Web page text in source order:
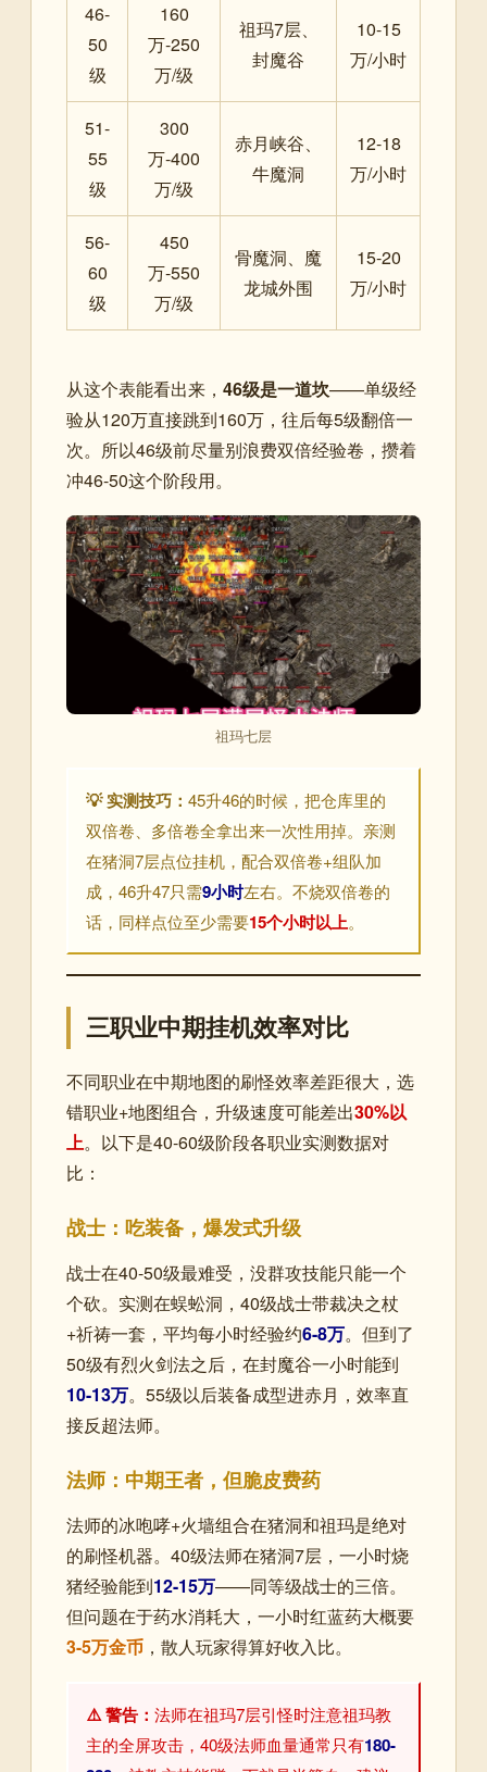
46-
50
级
160
万-250
万/级
祖玛7层、
封魔谷
10-15
万/小时
51-
55
级
300
万-400
万/级
赤月峡谷、
牛魔洞
12-18
万/小时
56-
60
级
450
万-550
万/级
骨魔洞、魔
龙城外围
15-20
万/小时
从这个表能看出来， 46级是一道坎——单级经
验从120万直接跳到160万，往后每5级翻倍一
次。所以46级前尽量别浪费双倍经验卷，攒着
冲46-50这个阶段用。
祖玛七层
💡 实测技巧： 45升46的时候，把仓库里的
双倍卷、多倍卷全拿出来一次性用掉。亲测
在猪洞7层点位挂机，配合双倍卷+组队加
成，46升47只需9小时左右。不烧双倍卷的
话，同样点位至少需要15个小时以上。
三职业中期挂机效率对比
不同职业在中期地图的刷怪效率差距很大，选
错职业+地图组合，升级速度可能差出30%以
上。以下是40-60级阶段各职业实测数据对
比：
战士：吃装备，爆发式升级
战士在40-50级最难受，没群攻技能只能一个
个砍。实测在蜈蚣洞，40级战士带裁决之杖
+祈祷一套，平均每小时经验约6-8万。但到了
50级有烈火剑法之后，在封魔谷一小时能到
10-13万。55级以后装备成型进赤月，效率直
接反超法师。
法师：中期王者，但脆皮费药
法师的冰咆哮+火墙组合在猪洞和祖玛是绝对
的刷怪机器。40级法师在猪洞7层，一小时烧
猪经验能到12-15万——同等级战士的三倍。
但问题在于药水消耗大，一小时红蓝药大概要
3-5万金币 ，散人玩家得算好收入比。
⚠️ 警告： 法师在祖玛7层引怪时注意祖玛教
主的全屏攻击，40级法师血量通常只有180-